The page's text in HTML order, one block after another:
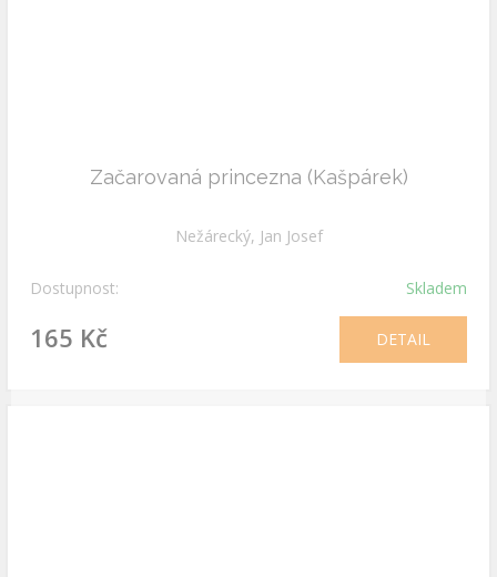
Začarovaná princezna (Kašpárek)
Nežárecký, Jan Josef
Dostupnost: Skladem
165 Kč DETAIL